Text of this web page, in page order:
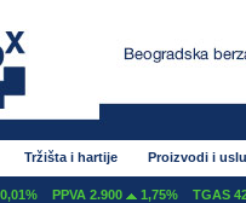
Tržišta i hartije Proizvodi i
PPVA 2.900 1,75% TGAS